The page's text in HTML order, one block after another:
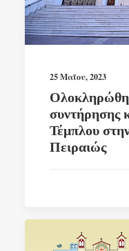
25 Μαΐου, 2023
συντήρησης
Τέμπλου
Πειραιώς